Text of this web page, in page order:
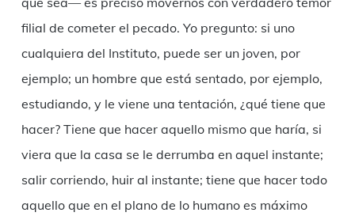
filial de cometer el pecado. Yo pregunto: si uno
cualquiera del Instituto, puede ser un joven, por
ejemplo; un hombre que está sentado, por ejemplo,
estudiando, y le viene una tentación, ¿qué tiene que
hacer? Tiene que hacer aquello mismo que haría, si
viera que la casa se le derrumba en aquel instante;
salir corriendo, huir al instante; tiene que hacer todo
aquello que en el plano de lo humano es máximo